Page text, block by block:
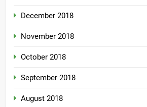
December 2018
November 2018
October 2018
September 2018
August 2018